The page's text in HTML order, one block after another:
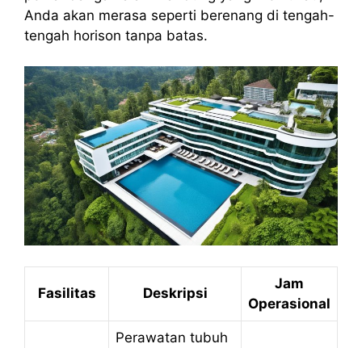
Anda akan merasa seperti berenang di tengah-
tengah horison tanpa batas.
Fasilitas Deskripsi
Jam
Operasional
Perawatan tubuh